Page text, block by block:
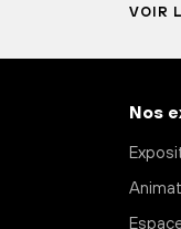
VOIR
Nos